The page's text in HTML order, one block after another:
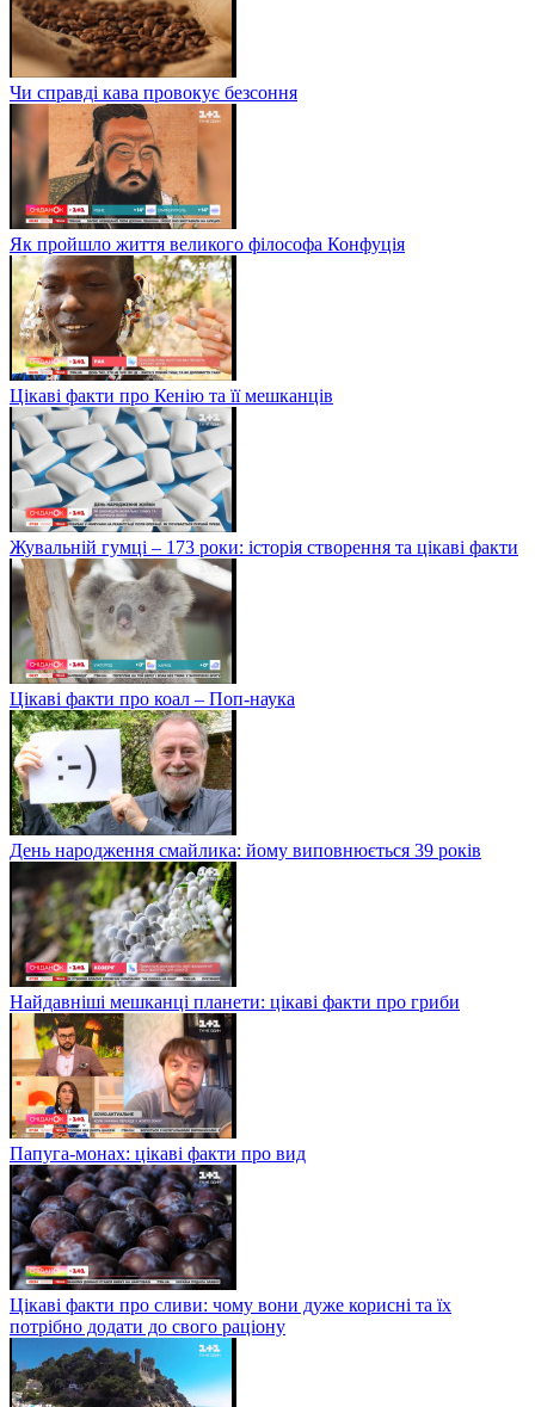
Чи справді кава провокує безсоння
Як пройшло життя великого філософа Конфуція
Цікаві факти про Кенію та її мешканців
Жувальній гумці – 173 роки: історія створення та цікаві факти
Цікаві факти про коал – Поп-наука
День народження смайлика: йому виповнюється 39 років
Найдавніші мешканці планети: цікаві факти про гриби
Папуга-монах: цікаві факти про вид
Цікаві факти про сливи: чому вони дуже корисні та їх
потрібно додати до свого раціону